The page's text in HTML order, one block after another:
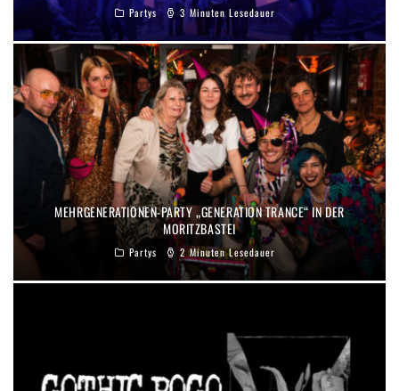
Partys 3 Minuten Lesedauer
MEHRGENERATIONEN-PARTY „GENERATION TRANCE“ IN DER
MORITZBASTEI
Partys 2 Minuten Lesedauer